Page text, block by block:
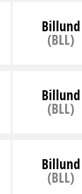
Billund
(BLL)
Billund
(BLL)
Billund
(BLL)